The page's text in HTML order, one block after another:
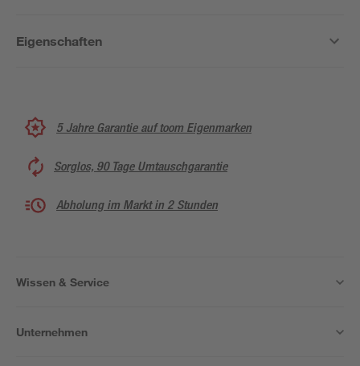
Eigenschaften
5 Jahre Garantie auf toom Eigenmarken
Sorglos, 90 Tage Umtauschgarantie
Abholung im Markt in 2 Stunden
Wissen & Service
Unternehmen